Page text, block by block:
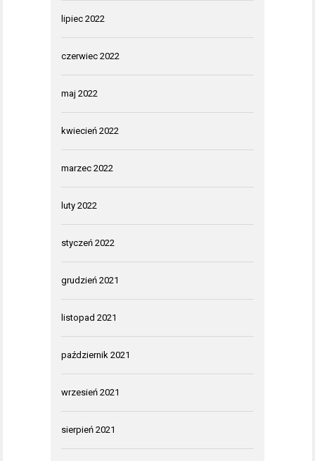
lipiec 2022
czerwiec 2022
maj 2022
kwiecień 2022
marzec 2022
luty 2022
styczeń 2022
grudzień 2021
listopad 2021
październik 2021
wrzesień 2021
sierpień 2021